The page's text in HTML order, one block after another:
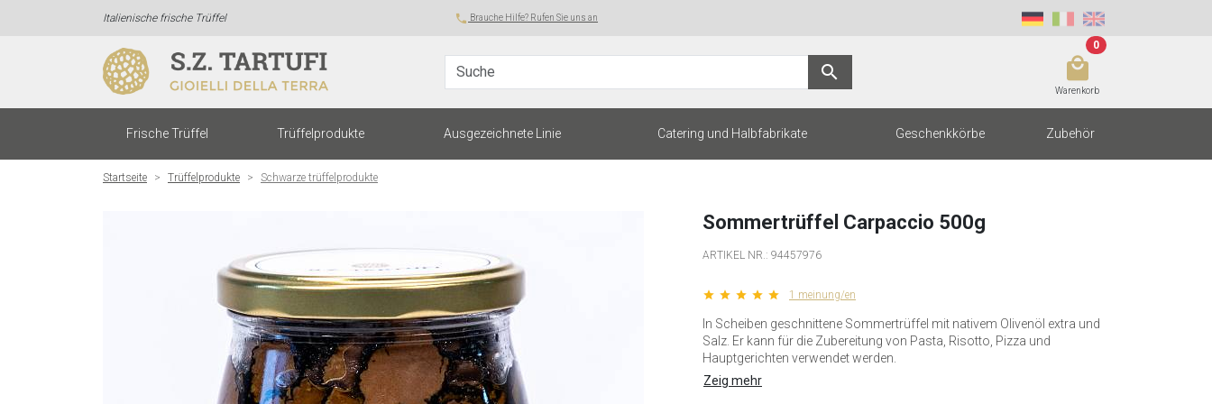
Italienische frische Trüffel local_phone Brauche Hilfe? Rufen Sie uns an
Suche search local_mall
Warenkorb
0
Frische Trüffel Trüffelprodukte Ausgezeichnete Linie Catering und Halbfabrikate Geschenkkörbe Zubehör
Startseite Trüffelprodukte Schwarze trüffelprodukte
Sommertrüffel Carpaccio 500g
ARTIKEL NR.: 94457976
star star star star star 1 meinung/en
In Scheiben geschnittene Sommertrüffel mit nativem Olivenöl extra und
Salz. Er kann für die Zubereitung von Pasta, Risotto, Pizza und
Hauptgerichten verwendet werden.
Zeig mehr